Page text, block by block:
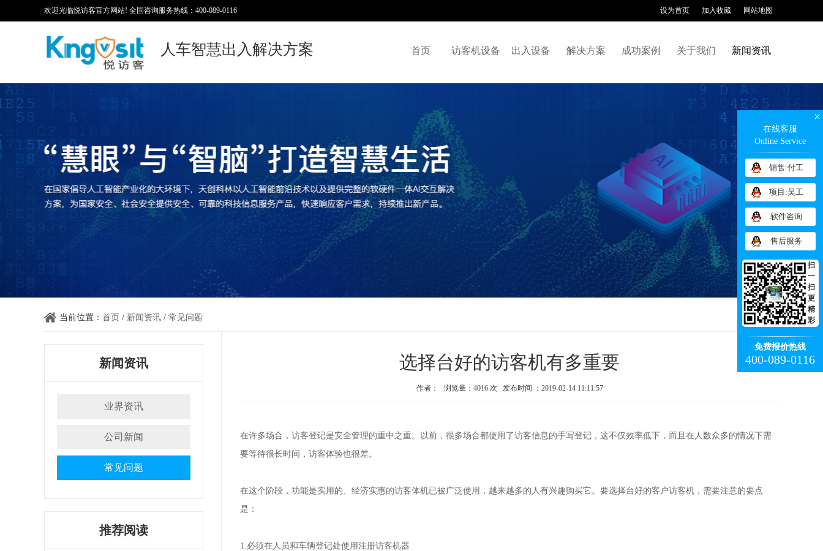
欢迎光临悦访客官方网站! 全国咨询服务热线：400-089-0116 网站地图
加入收藏
设为首页
人车智慧出入解决方案 首页 访客机设备 出入设备 解决方案 成功案例 关于我们 新闻资讯
当前位置： 首页 / 新闻资讯 / 常见问题
新闻资讯
业界资讯
公司新闻
常见问题
推荐阅读
选择台好的访客机有多重要
作者： 浏览量：4016 次 发布时间 ：2019-02-14 11:11:57
在许多场合，访客登记是安全管理的重中之重。以前，很多场合都使用了访客信息的手写登记，这不仅效率低下，而且在人数众多的情况下需
要等待很长时间，访客体验也很差。
在这个阶段，功能是实用的、经济实惠的访客体机已被广泛使用，越来越多的人有兴趣购买它。要选择台好的客户访客机，需要注意的要点
是：
1.必须在人员和车辆登记处使用注册访客机器
×
在线客服
Online Service
销售:付工
项目:吴工
软件咨询
售后服务
扫
一
扫
更
精
彩
免费报价热线
400-089-0116